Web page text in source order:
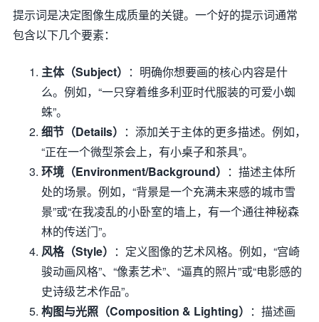
提示词是决定图像生成质量的关键。一个好的提示词通常
包含以下几个要素：
主体（Subject） ：明确你想要画的核心内容是什
么。例如，“一只穿着维多利亚时代服装的可爱小蜘
蛛”。
细节（Details） ：添加关于主体的更多描述。例如，
“正在一个微型茶会上，有小桌子和茶具”。
环境（Environment/Background） ：描述主体所
处的场景。例如，“背景是一个充满未来感的城市雪
景”或“在我凌乱的小卧室的墙上，有一个通往神秘森
林的传送门”。
风格（Style） ：定义图像的艺术风格。例如，“宫崎
骏动画风格”、“像素艺术”、“逼真的照片”或“电影感的
史诗级艺术作品”。
构图与光照（Composition & Lighting） ：描述画